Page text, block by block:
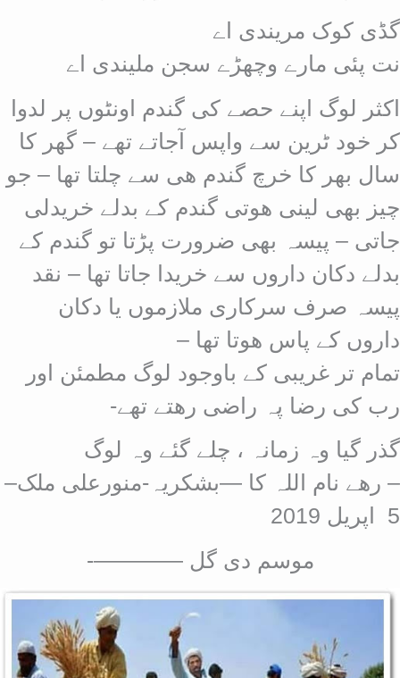
گڈی کوک مریندی اے
نت پئی مارے وچھڑے سجن ملیندی اے
اکثر لوگ اپنے حصے کی گندم اونٹوں پر لدوا
کر خود ٹرین سے واپس آجاتے تھے – گھر کا
سال بھر کا خرچ گندم ھی سے چلتا تھا – جو
چیز بھی لینی ھوتی گندم کے بدلے خریدلی
جاتی – پیسہ بھی ضرورت پڑتا تو گندم کے
بدلے دکان داروں سے خریدا جاتا تھا – نقد
پیسہ صرف سرکاری ملازموں یا دکان
داروں کے پاس ھوتا تھا –
تمام تر غریبی کے باوجود لوگ مطمئن اور
رب کی رضا پہ راضی رھتے تھے-
گذر گیا وہ زمانہ ، چلے گئے وہ لوگ
– رھے نام اللہ کا —بشکریہ-منورعلی ملک–
5 اپریل 2019
موسم دی گل ————-